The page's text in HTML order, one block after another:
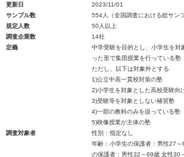
更新日
2023/11/01
サンプル数
554人（全国調査における総サン
規定人数
50人以上
調査企業数
14社
定義
中学受験を目的とし、小学生を対
った形で集団授業を行っている塾
ただし、以下は対象外とする
1)公立中高一貫校対策の塾
2)小学生を対象とした高校受験向
3)受験等を対象としない補習塾
4)一部の教科のみを扱っている塾
5)映像授業が主体の塾
調査対象者
性別：指定なし
年齢：小学生の保護者：男性27
の保護者：男性32～69歳 女性30